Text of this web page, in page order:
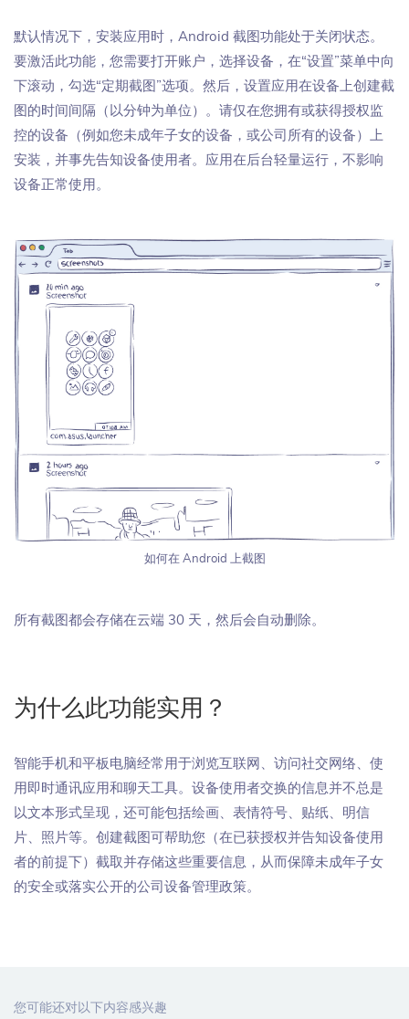
默认情况下，安装应用时，Android 截图功能处于关闭状态。
要激活此功能，您需要打开账户，选择设备，在“设置”菜单中向
下滚动，勾选“定期截图”选项。然后，设置应用在设备上创建截
图的时间间隔（以分钟为单位）。请仅在您拥有或获得授权监
控的设备（例如您未成年子女的设备，或公司所有的设备）上
安装，并事先告知设备使用者。应用在后台轻量运行，不影响
设备正常使用。
如何在 Android 上截图
所有截图都会存储在云端 30 天，然后会自动删除。
为什么此功能实用？
智能手机和平板电脑经常用于浏览互联网、访问社交网络、使
用即时通讯应用和聊天工具。设备使用者交换的信息并不总是
以文本形式呈现，还可能包括绘画、表情符号、贴纸、明信
片、照片等。创建截图可帮助您（在已获授权并告知设备使用
者的前提下）截取并存储这些重要信息，从而保障未成年子女
的安全或落实公开的公司设备管理政策。
您可能还对以下内容感兴趣